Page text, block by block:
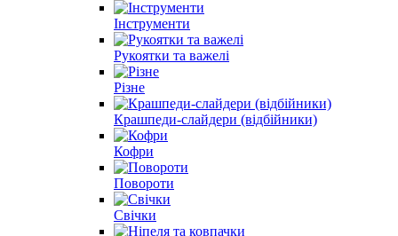
Інструменти
Рукоятки та важелі
Різне
Крашпеди-слайдери (відбійники)
Кофри
Повороти
Свічки